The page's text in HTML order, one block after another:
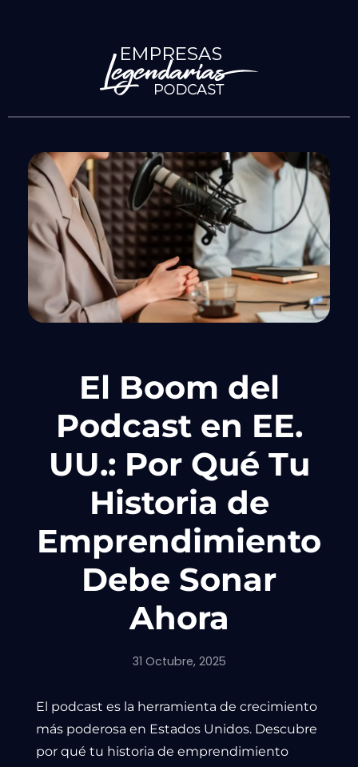
Empresas Legendarias
El Boom del
Podcast en EE.
UU.: Por Qué Tu
Historia de
Emprendimiento
Debe Sonar
Ahora
31 Octubre, 2025
El podcast es la herramienta de crecimiento
más poderosa en Estados Unidos. Descubre
por qué tu historia de emprendimiento